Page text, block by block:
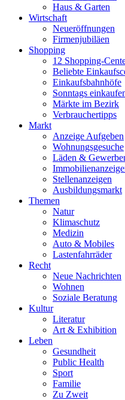
Haus & Garten
Wirtschaft
Neueröffnungen
Firmenjubiläen
Shopping
12 Shopping-
Beliebte
Einkaufsbahnhöfe
Sonntags
Märkte im Bezirk
Verbrauchertipps
Markt
Anzeige Aufgeben
Wohnungsgesuche
Läden &
Stellenanzeigen
Ausbildungsmarkt
Themen
Natur
Klimaschutz
Medizin
Auto & Mobiles
Lastenfahrräder
Recht
Neue Nachrichten
Wohnen
Soziale Beratung
Kultur
Literatur
Art & Exhibition
Leben
Gesundheit
Public Health
Sport
Familie
Zu Zweit